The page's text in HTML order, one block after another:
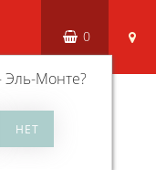
Эль-Монте?
0
3